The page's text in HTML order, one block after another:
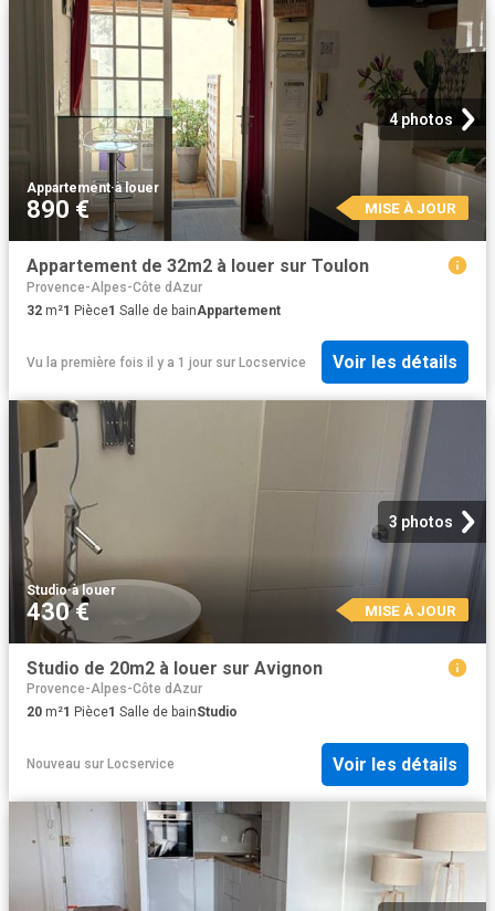
4 photos
Appartement·à louer
890 € MISE À JOUR
Appartement de 32m2 à louer sur Toulon
Provence-Alpes-Côte dAzur
32 m²1 Pièce1 Salle de bainAppartement
Vu la première fois il y a 1 jour sur Locservice Voir les détails
3 photos
Studio·à louer
430 € MISE À JOUR
Studio de 20m2 à louer sur Avignon
Provence-Alpes-Côte dAzur
20 m²1 Pièce1 Salle de bainStudio
Nouveau sur Locservice Voir les détails